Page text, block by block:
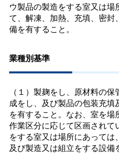
ウ製品の製造をする室又は
て、解凍、加熱、充填、密封
備を有すること。
業種別基準
（１）製麹をし、原材料の
成をし、及び製品の包装充
を有すること。なお、室を場
作業区分に応じて区画され
をする室又は場所にあって
及び製造又は組立をする設備